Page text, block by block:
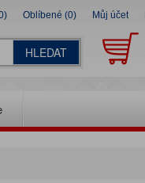
Oblíbené (0) Můj účet
HLEDAT